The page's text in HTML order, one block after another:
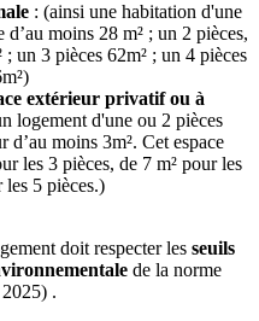
: (ainsi une habitation d'une
moins 28 m² ; un 2 pièces,
; un 3 pièces 62m² ; un 4 pièces
extérieur privatif ou à
logement d'une ou 2 pièces
d’au moins 3m². Cet espace
les 3 pièces, de 7 m² pour les
les 5 pièces.)
doit respecter les seuils
de la norme
.